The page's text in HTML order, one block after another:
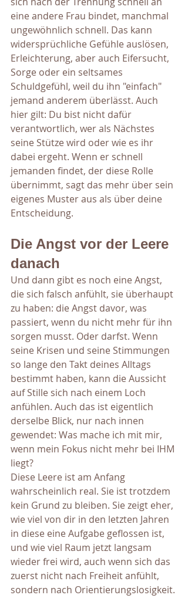
eine andere Frau bindet, manchmal
ungewöhnlich schnell. Das kann
widersprüchliche Gefühle auslösen,
Erleichterung, aber auch Eifersucht,
Sorge oder ein seltsames
Schuldgefühl, weil du ihn "einfach"
jemand anderem überlässt. Auch
hier gilt: Du bist nicht dafür
verantwortlich, wer als Nächstes
seine Stütze wird oder wie es ihr
dabei ergeht. Wenn er schnell
jemanden findet, der diese Rolle
übernimmt, sagt das mehr über sein
eigenes Muster aus als über deine
Entscheidung.
Die Angst vor der Leere
danach
Und dann gibt es noch eine Angst,
die sich falsch anfühlt, sie überhaupt
zu haben: die Angst davor, was
passiert, wenn du nicht mehr für ihn
sorgen musst. Oder darfst. Wenn
seine Krisen und seine Stimmungen
so lange den Takt deines Alltags
bestimmt haben, kann die Aussicht
auf Stille sich nach einem Loch
anfühlen. Auch das ist eigentlich
derselbe Blick, nur nach innen
gewendet: Was mache ich mit mir,
wenn mein Fokus nicht mehr bei IHM
liegt?
Diese Leere ist am Anfang
wahrscheinlich real. Sie ist trotzdem
kein Grund zu bleiben. Sie zeigt eher,
wie viel von dir in den letzten Jahren
in diese eine Aufgabe geflossen ist,
und wie viel Raum jetzt langsam
wieder frei wird, auch wenn sich das
zuerst nicht nach Freiheit anfühlt,
sondern nach Orientierungslosigkeit.